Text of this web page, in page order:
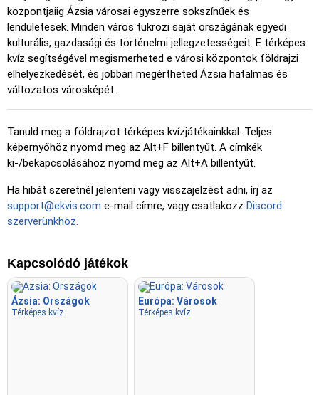
központjaiig Ázsia városai egyszerre sokszínűek és
lendületesek. Minden város tükrözi saját országának egyedi
kulturális, gazdasági és történelmi jellegzetességeit. E térképes
kvíz segítségével megismerheted e városi központok földrajzi
elhelyezkedését, és jobban megértheted Ázsia hatalmas és
változatos városképét.
Tanuld meg a földrajzot térképes kvízjátékainkkal. Teljes
képernyőhöz nyomd meg az Alt+F billentyűt. A címkék
ki-/bekapcsolásához nyomd meg az Alt+A billentyűt.
Ha hibát szeretnél jelenteni vagy visszajelzést adni, írj az
support@ekvis.com e-mail címre, vagy csatlakozz Discord
szerverünkhöz.
Kapcsolódó játékok
Ázsia: Országok
Térképes kvíz
Európa: Városok
Térképes kvíz